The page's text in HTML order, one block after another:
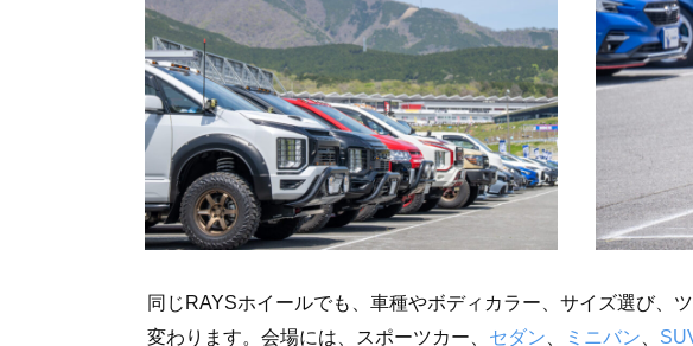
同じRAYSホイールでも、車種やボディカラー、サイズ選び、
変わります。会場には、スポーツカー、 セダン ミニバン